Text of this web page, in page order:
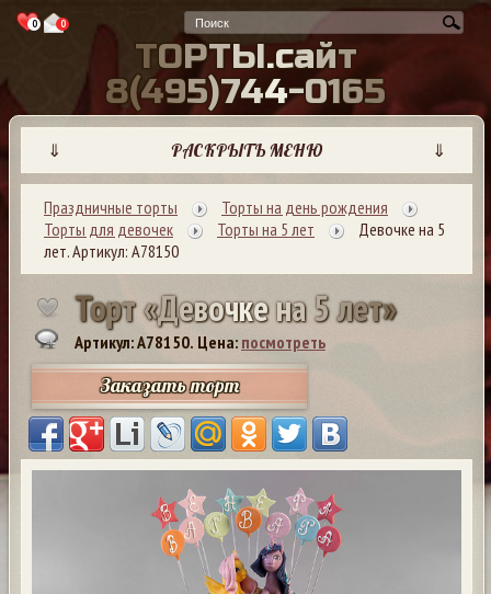
0 0
ТОРТЫ.сайт
8(495)744-0165
⇓ РАСКРЫТЬ МЕНЮ ⇓
Праздничные торты
Торты на день рождения
Торты для девочек
Торты на 5 лет
Девочке на 5
лет. Артикул: А78150
Торт«Девочкена5лет»
Артикул: A78150. Цена: посмотреть
Заказать торт